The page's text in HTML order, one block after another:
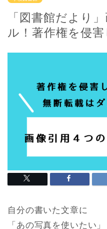
「図書館だより
ル！著作権を侵
自分の書いた文章に
「あの写真を使いたい」